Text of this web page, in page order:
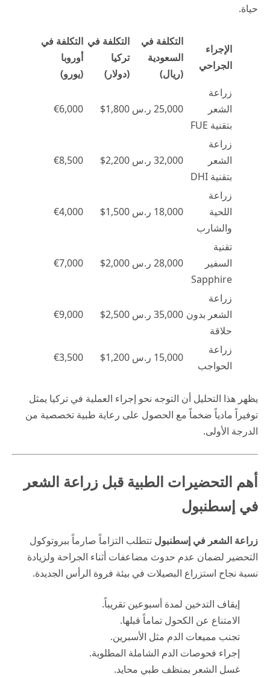
حياة.
الإجراء
الجراحي
التكلفة في
السعودية
(ريال)
التكلفة في
تركيا
(دولار)
التكلفة في
أوروبا
(يورو)
زراعة
الشعر
بتقنية FUE
25,000 ر.س $1,800
€6,000
زراعة
الشعر
بتقنية DHI
32,000 ر.س $2,200
€8,500
زراعة
اللحية
والشارب
18,000 ر.س $1,500
€4,000
تقنية
السفير
Sapphire
28,000 ر.س $2,000
€7,000
زراعة
الشعر بدون
حلاقة
35,000 ر.س $2,500
€9,000
زراعة
الحواجب
15,000 ر.س $1,200
€3,500
يظهر هذا التحليل أن التوجه نحو إجراء العملية في تركيا يمثل
توفيراً مادياً ضخماً مع الحصول على رعاية طبية تخصصية من
الدرجة الأولى.
أهم التحضيرات الطبية قبل زراعة الشعر
في إسطنبول
زراعة الشعر في إسطنبول تتطلب التزاماً صارماً ببروتوكول
التحضير لضمان عدم حدوث مضاعفات أثناء الجراحة ولزيادة
نسبة نجاح استزراع البصيلات في بيئة فروة الرأس الجديدة.
إيقاف التدخين لمدة أسبوعين تقريباً.
الامتناع عن الكحول تماماً قبلها.
تجنب مميعات الدم مثل الأسبرين.
إجراء فحوصات الدم الشاملة المطلوبة.
غسل الشعر بمنظف طبي محايد.